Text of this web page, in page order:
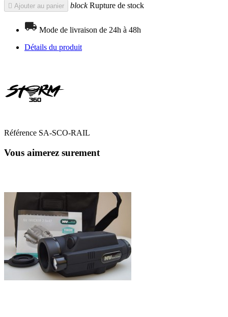
 Ajouter au panier blockRupture de stock
Mode de livraison de 24h à 48h
Détails du produit
Référence SA-SCO-RAIL
Vous aimerez surement